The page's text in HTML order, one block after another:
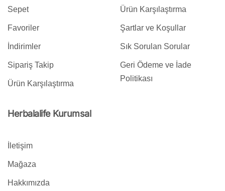
Sepet
Favoriler
İndirimler
Sipariş Takip
Ürün Karşılaştırma
Ürün Karşılaştırma
Şartlar ve Koşullar
Sık Sorulan Sorular
Geri Ödeme ve İade
Politikası
Herbalalife Kurumsal
İletişim
Mağaza
Hakkımızda